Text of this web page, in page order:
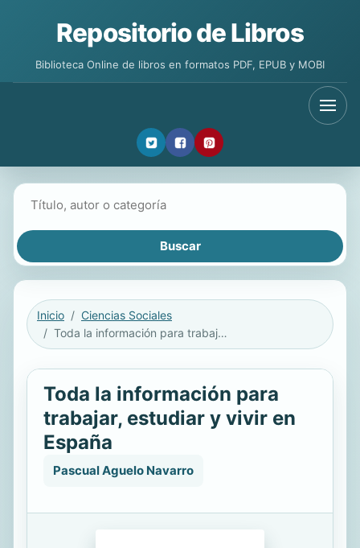
Repositorio de Libros
Biblioteca Online de libros en formatos PDF, EPUB y MOBI
Inicio
Ciencias Sociales
Toda la información para trabajar, estudiar y vivir en España
Toda la información para
trabajar, estudiar y vivir en
España
Pascual Aguelo Navarro